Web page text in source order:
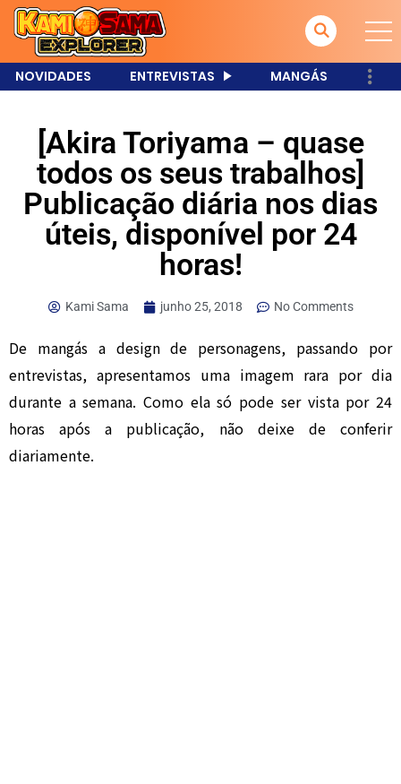
NOVIDADES ENTREVISTAS MANGÁS
[Akira Toriyama – quase
todos os seus trabalhos]
Publicação diária nos dias
úteis, disponível por 24
horas!
Kami Sama junho 25, 2018 No Comments
De mangás a design de personagens, passando por
entrevistas, apresentamos uma imagem rara por dia
durante a semana. Como ela só pode ser vista por 24
horas após a publicação, não deixe de conferir
diariamente.